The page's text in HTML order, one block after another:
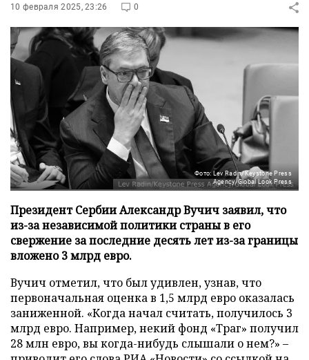
10 февраля 2025, 23:26 0
Фото: Lev Radin/Keystone Press
Agency/Global Look Press
Президент Сербии Александр Вучич заявил, что
из-за независимой политики страны в его
свержение за последние десять лет из-за границы
вложено 3 млрд евро.
Вучич отметил, что был удивлен, узнав, что
первоначальная оценка в 1,5 млрд евро оказалась
заниженной. «Когда начал считать, получилось 3
млрд евро. Например, некий фонд «Траг» получил
28 млн евро, вы когда-нибудь слышали о нем?» –